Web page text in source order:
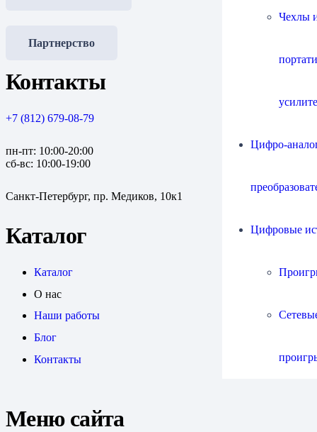
Чехлы
Цифро-
Цифровые
Партнерство
Контакты
+7 (812) 679-08-79
пн-пт: 10:00-20:00
сб-вс: 10:00-19:00
Санкт-Петербург, пр. Медиков, 10к1
Каталог
Каталог
О нас
Наши работы
Блог
Контакты
Меню сайта